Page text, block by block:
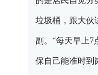
垃圾桶，跟大伙
副。“每天早上
保自己能准时到